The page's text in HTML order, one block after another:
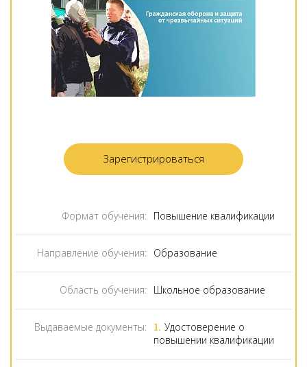
Зарегистрироваться
Формат обучения: Повышение квалификации
Направление обучения: Образование
Область обучения: Школьное образование
Выдаваемые документы:
Удостоверение о
повышении квалификации